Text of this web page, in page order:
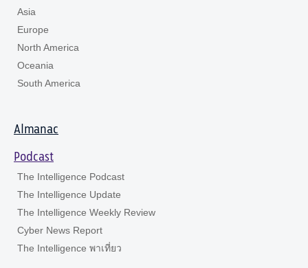
Asia
Europe
North America
Oceania
South America
Almanac
Podcast
The Intelligence Podcast
The Intelligence Update
The Intelligence Weekly Review
Cyber News Report
The Intelligence พาเที่ยว